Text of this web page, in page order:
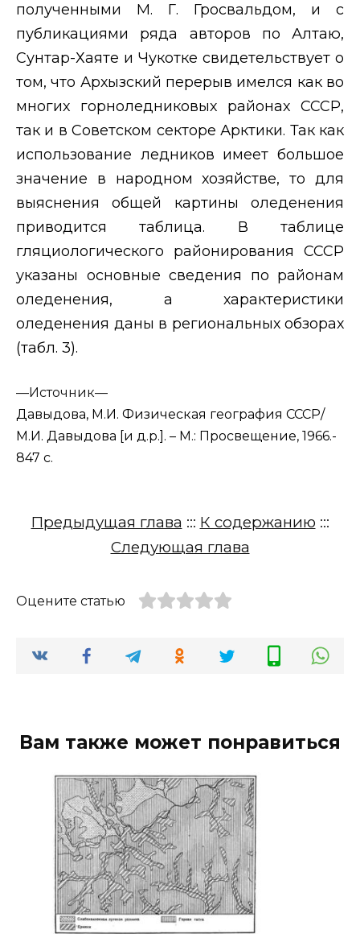
полученными М. Г. Гросвальдом, и с
публикациями ряда авторов по Алтаю,
Сунтар-Хаяте и Чукотке свидетельствует о
том, что Архызский перерыв имелся как во
многих горноледниковых районах СССР,
так и в Советском секторе Арктики. Так как
использование ледников имеет большое
значение в народном хозяйстве, то для
выяснения общей картины оледенения
приводится таблица. В таблице
гляциологического районирования СССР
указаны основные сведения по районам
оледенения, а характеристики
оледенения даны в региональных обзорах
(табл. 3).
—Источник—
Давыдова, М.И. Физическая география СССР/
М.И. Давыдова [и д.р.]. – М.: Просвещение, 1966.-
847 с.
Предыдущая глава ::: К содержанию :::
Следующая глава
Оцените статью
Вам также может понравиться